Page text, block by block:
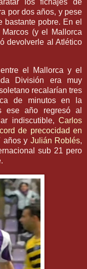
por dos años, y pese
bastante pobre. En el
(y el
Mallorca
devolverle al Atlético
el Mallorca y el
División era muy
recalarían tres
de minutos en la
ese año regresó al
indiscutible, Carlos
de precocidad en
años y Julián Roblés,
sub21 pero